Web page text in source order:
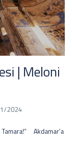
| Meloni
2024
Tamara!” Akdamar’a